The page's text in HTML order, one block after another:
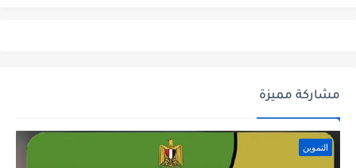
مشاركة مميزة
التموين